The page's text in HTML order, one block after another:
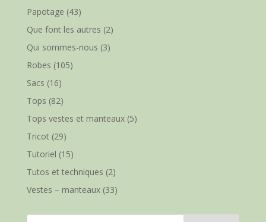
Papotage (43)
Que font les autres (2)
Qui sommes-nous (3)
Robes (105)
Sacs (16)
Tops (82)
Tops vestes et manteaux(5)
Tricot(29)
Tutoriel (15)
Tutos et techniques (2)
Vestes – manteaux(33)